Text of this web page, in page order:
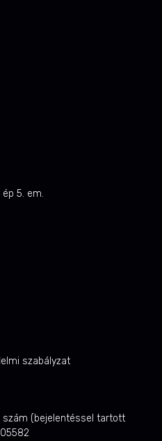
ép 5. em.
szabályzat
(bejelentéssel tartott